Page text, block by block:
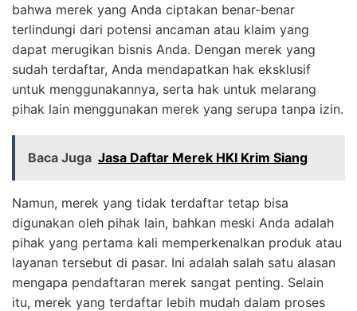
bahwa merek yang Anda ciptakan benar-benar
terlindungi dari potensi ancaman atau klaim yang
dapat merugikan bisnis Anda. Dengan merek yang
sudah terdaftar, Anda mendapatkan hak eksklusif
untuk menggunakannya, serta hak untuk melarang
pihak lain menggunakan merek yang serupa tanpa izin.
Baca Juga Jasa Daftar Merek HKI Krim Siang
Namun, merek yang tidak terdaftar tetap bisa
digunakan oleh pihak lain, bahkan meski Anda adalah
pihak yang pertama kali memperkenalkan produk atau
layanan tersebut di pasar. Ini adalah salah satu alasan
mengapa pendaftaran merek sangat penting. Selain
itu, merek yang terdaftar lebih mudah dalam proses